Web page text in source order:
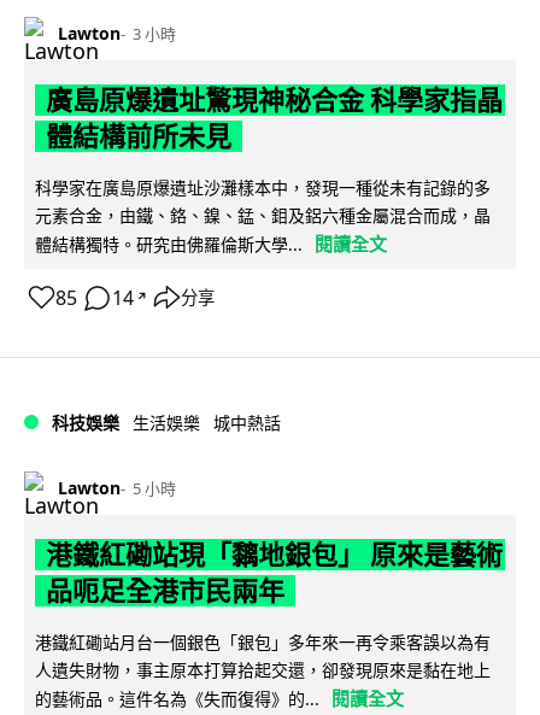
Lawton 3 小時
廣島原爆遺址驚現神秘合金 科學家指晶
體結構前所未見
科學家在廣島原爆遺址沙灘樣本中，發現一種從未有記錄的多
元素合金，由鐵、鉻、鎳、錳、鉬及鋁六種金屬混合而成，晶
體結構獨特。研究由佛羅倫斯大學...
閱讀全文
85 14 ↗ 分享
科技娛樂 生活娛樂 城中熱話
Lawton 5 小時
港鐵紅磡站現「黐地銀包」 原來是藝術
品呃足全港市民兩年
港鐵紅磡站月台一個銀色「銀包」多年來一再令乘客誤以為有
人遺失財物，事主原本打算拾起交還，卻發現原來是黏在地上
的藝術品。這件名為《失而復得》的...
閱讀全文